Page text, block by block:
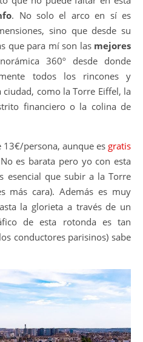
. No solo el arco en sí es
sino que desde su
que para mí son las mejores
360º desde donde
todos los rincones y
como la Torre Eiffel, la
financiero o la colina de
13€/persona, aunque es gratis
es barata pero yo con esta
esencial que subir a la Torre
más cara). Además es muy
la glorieta a través de un
de esta rotonda es tan
conductores parisinos) sabe